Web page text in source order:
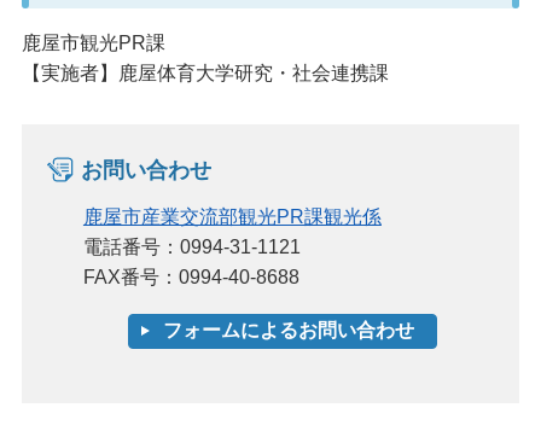
鹿屋市観光PR課
【実施者】鹿屋体育大学研究・社会連携課
お問い合わせ
鹿屋市産業交流部観光PR課観光係
電話番号：0994-31-1121
FAX番号：0994-40-8688